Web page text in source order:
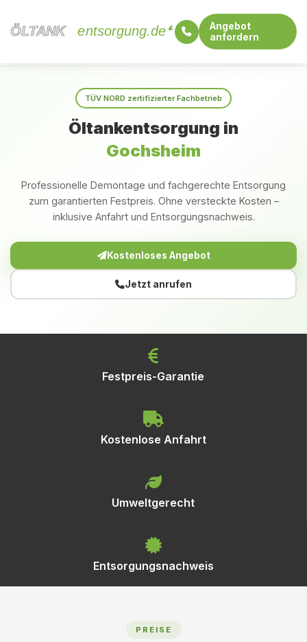
ÖLTANK
ÖLTANK entsorgung.de
Angebot
anfordern
TÜV NORD zertifizierter Fachbetrieb
Öltankentsorgung in
Gochsheim
Professionelle Demontage und fachgerechte Entsorgung
zum garantierten Festpreis. Ohne versteckte Kosten –
inklusive Anfahrt und Entsorgungsnachweis.
Kostenloses Angebot
Jetzt anrufen
Festpreis-Garantie
Kostenlose Anfahrt
Umweltgerecht
Entsorgungsnachweis
PREISE